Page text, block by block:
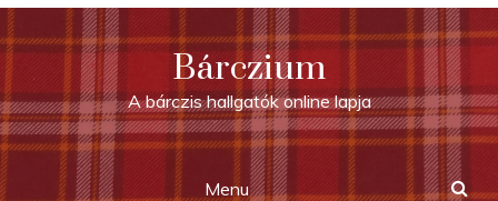
Skip
to
content
Bárczium
A bárczis hallgatók online lapja
Menu